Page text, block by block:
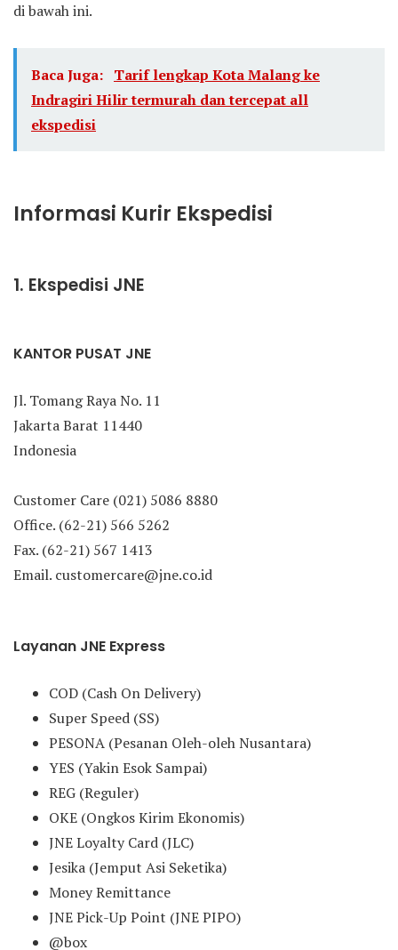
di bawah ini.
Baca Juga: Tarif lengkap Kota Malang ke
Indragiri Hilir termurah dan tercepat all
ekspedisi
Informasi Kurir Ekspedisi
1. Ekspedisi JNE
KANTOR PUSAT JNE
Jl. Tomang Raya No. 11
Jakarta Barat 11440
Indonesia
Customer Care (021) 5086 8880
Office. (62-21) 566 5262
Fax. (62-21) 567 1413
Email. customercare@jne.co.id
Layanan JNE Express
COD (Cash On Delivery)
Super Speed (SS)
PESONA (Pesanan Oleh-oleh Nusantara)
YES (Yakin Esok Sampai)
REG (Reguler)
OKE (Ongkos Kirim Ekonomis)
JNE Loyalty Card (JLC)
Jesika (Jemput Asi Seketika)
Money Remittance
JNE Pick-Up Point (JNE PIPO)
@box